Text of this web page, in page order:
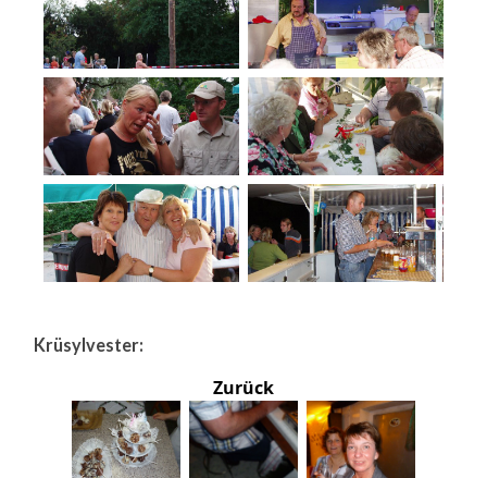
Krüsylvester:
Zurück